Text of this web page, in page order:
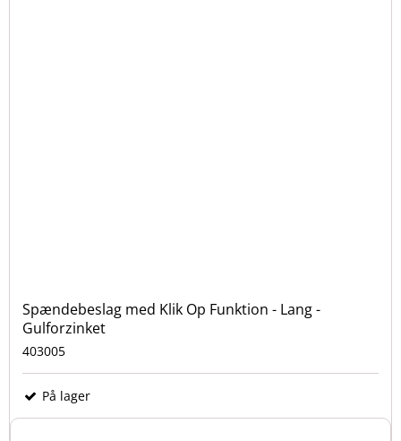
Spændebeslag med Klik Op Funktion - Lang -
Gulforzinket
403005
På lager